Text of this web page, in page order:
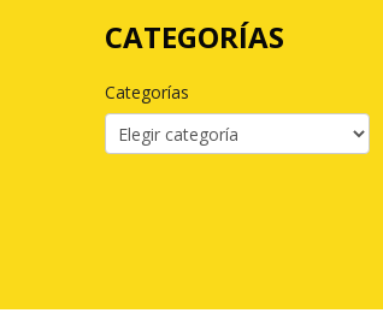
CATEGORÍAS
Categorías